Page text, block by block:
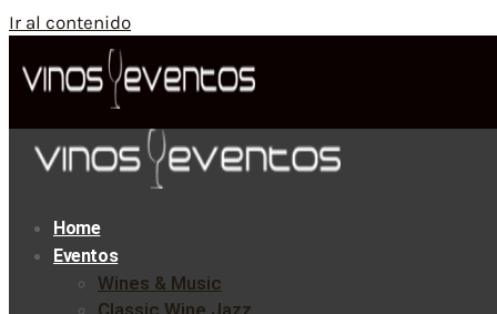
Ir al contenido
Home
Eventos
Wines & Music
Classic Wine Jazz